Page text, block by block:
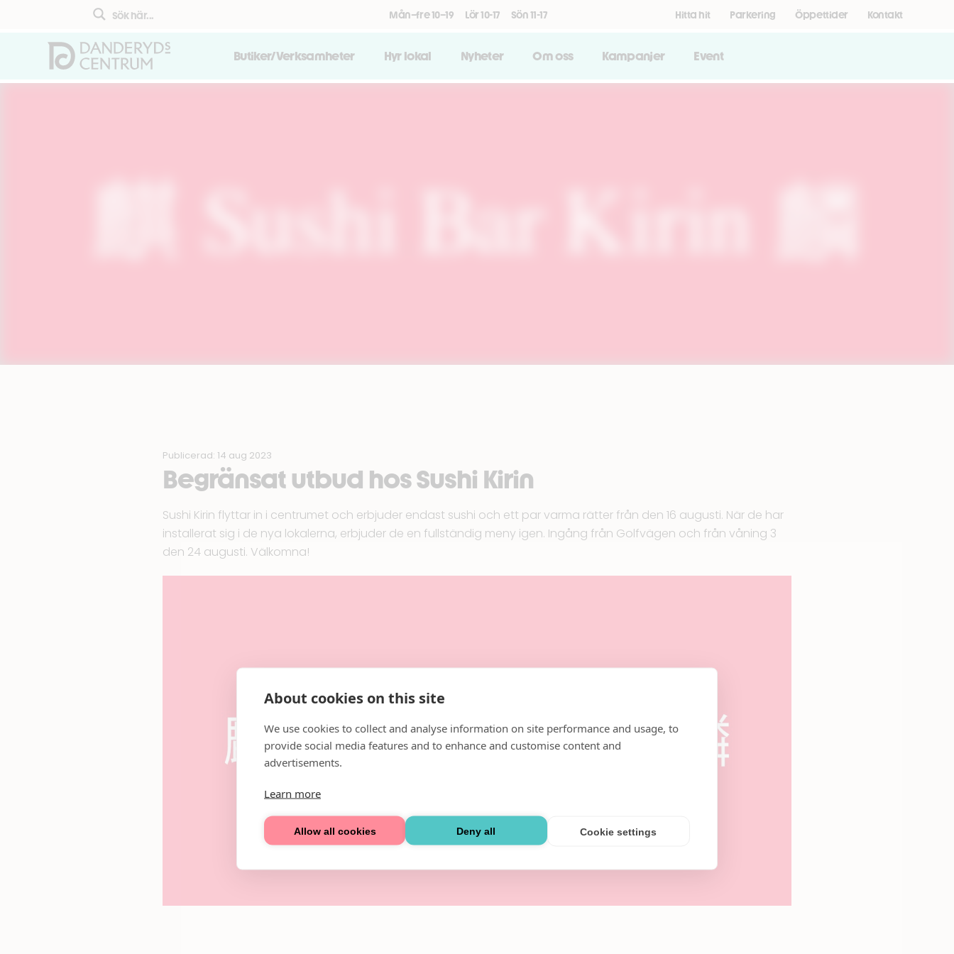
About cookies on this site
We use cookies to collect and analyse information on site performance and usage, to
provide social media features and to enhance and customise content and
advertisements.
Learn more
Allow all cookies Deny all Cookie settings
Mån–fre 10–19 Lör 10-17 Sön 11-17 Hitta hit Parkering Öppettider Kontakt
Butiker/Verksamheter Hyr lokal Nyheter Om oss Kampanjer Event
Publicerad: 14 aug 2023
Begränsat utbud hos Sushi Kirin
Sushi Kirin flyttar in i centrumet och erbjuder endast sushi och ett par varma rätter från den 16 augusti. När de har
installerat sig i de nya lokalerna, erbjuder de en fullständig meny igen. Ingång från Golfvägen och från våning 3
den 24 augusti. Välkomna!